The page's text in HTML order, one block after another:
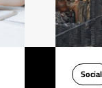
Social